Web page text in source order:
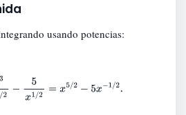
usando potencias:
1 x1 =x 5/2−5 −1/2.